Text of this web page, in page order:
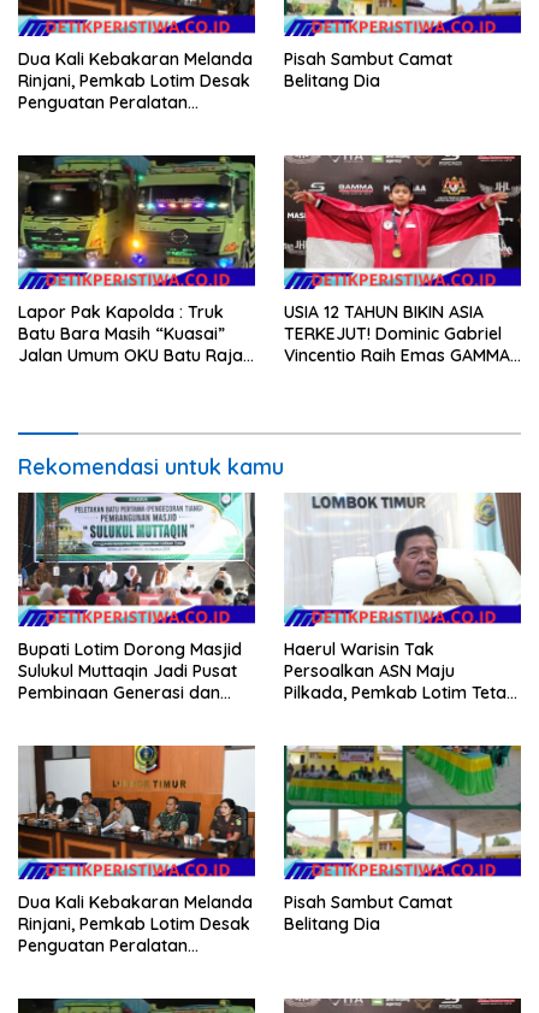
Dua Kali Kebakaran Melanda
Rinjani, Pemkab Lotim Desak
Penguatan Peralatan
Pisah Sambut Camat
Belitang Dia
Lapor Pak Kapolda : Truk
Batu Bara Masih “Kuasai”
Jalan Umum OKU Batu Raja
USIA 12 TAHUN BIKIN ASIA
TERKEJUT! Dominic Gabriel
Vincentio Raih Emas GAMMA
Rekomendasi untuk kamu
Bupati Lotim Dorong Masjid
Sulukul Muttaqin Jadi Pusat
Pembinaan Generasi dan
Haerul Warisin Tak
Persoalkan ASN Maju
Pilkada, Pemkab Lotim Tetap
Dua Kali Kebakaran Melanda
Rinjani, Pemkab Lotim Desak
Penguatan Peralatan
Pisah Sambut Camat
Belitang Dia